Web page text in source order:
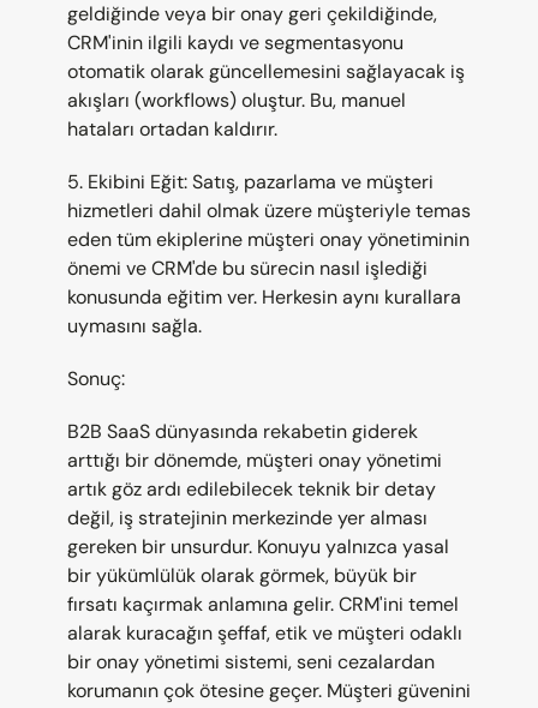
geldiğinde veya bir onay geri çekildiğinde,
CRM'inin ilgili kaydı ve segmentasyonu
otomatik olarak güncellemesini sağlayacak iş
akışları (workflows) oluştur. Bu, manuel
hataları ortadan kaldırır.
5. Ekibini Eğit: Satış, pazarlama ve müşteri
hizmetleri dahil olmak üzere müşteriyle temas
eden tüm ekiplerine müşteri onay yönetiminin
önemi ve CRM'de bu sürecin nasıl işlediği
konusunda eğitim ver. Herkesin aynı kurallara
uymasını sağla.
Sonuç:
B2B SaaS dünyasında rekabetin giderek
arttığı bir dönemde, müşteri onay yönetimi
artık göz ardı edilebilecek teknik bir detay
değil, iş stratejinin merkezinde yer alması
gereken bir unsurdur. Konuyu yalnızca yasal
bir yükümlülük olarak görmek, büyük bir
fırsatı kaçırmak anlamına gelir. CRM'ini temel
alarak kuracağın şeffaf, etik ve müşteri odaklı
bir onay yönetimi sistemi, seni cezalardan
korumanın çok ötesine geçer. Müşteri güvenini